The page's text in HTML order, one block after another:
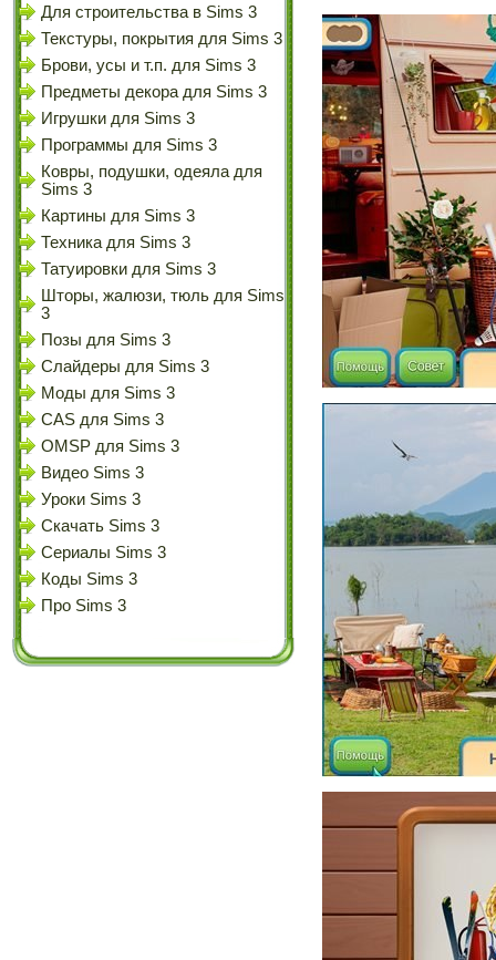
Для строительства в Sims 3
Текстуры, покрытия для Sims 3
Брови, усы и т.п. для Sims 3
Предметы декора для Sims 3
Игрушки для Sims 3
Программы для Sims 3
Ковры, подушки, одеяла для
Sims 3
Картины для Sims 3
Техника для Sims 3
Татуировки для Sims 3
Шторы, жалюзи, тюль для Sims
3
Позы для Sims 3
Слайдеры для Sims 3
Моды для Sims 3
CAS для Sims 3
OMSP для Sims 3
Видео Sims 3
Уроки Sims 3
Скачать Sims 3
Сериалы Sims 3
Коды Sims 3
Про Sims 3